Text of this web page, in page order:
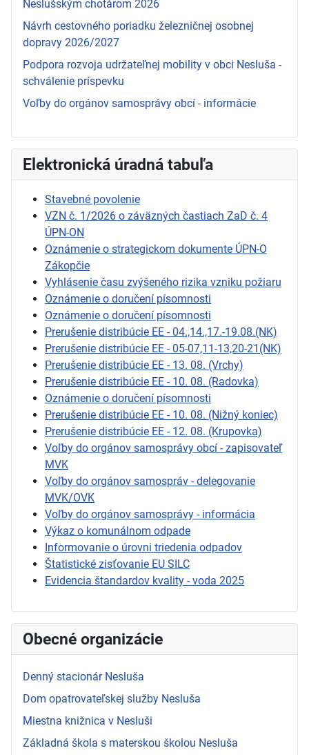
Neslušským chotárom 2026
Návrh cestovného poriadku železničnej osobnej
dopravy 2026/2027
Podpora rozvoja udržateľnej mobility v obci Nesluša -
schválenie príspevku
Voľby do orgánov samosprávy obcí - informácie
Elektronická úradná tabuľa
Stavebné povolenie
VZN č. 1/2026 o záväzných častiach ZaD č. 4
ÚPN-ON
Oznámenie o strategickom dokumente ÚPN-O
Zákopčie
Vyhlásenie času zvýšeného rizika vzniku požiaru
Oznámenie o doručení písomnosti
Oznámenie o doručení písomnosti
Prerušenie distribúcie EE - 04.,14.,17.-19.08.(NK)
Prerušenie distribúcie EE - 05-07,11-13,20-21(NK)
Prerušenie distribúcie EE - 13. 08. (Vrchy)
Prerušenie distribúcie EE - 10. 08. (Radovka)
Oznámenie o doručení písomnosti
Prerušenie distribúcie EE - 10. 08. (Nižný koniec)
Prerušenie distribúcie EE - 12. 08. (Krupovka)
Voľby do orgánov samosprávy obcí - zapisovateľ
MVK
Voľby do orgánov samospráv - delegovanie
MVK/OVK
Voľby do orgánov samosprávy - informácia
Výkaz o komunálnom odpade
Informovanie o úrovni triedenia odpadov
Štatistické zisťovanie EU SILC
Evidencia štandardov kvality - voda 2025
Obecné organizácie
Denný stacionár Nesluša
Dom opatrovateľskej služby Nesluša
Miestna knižnica v Nesluši
Základná škola s materskou školou Nesluša